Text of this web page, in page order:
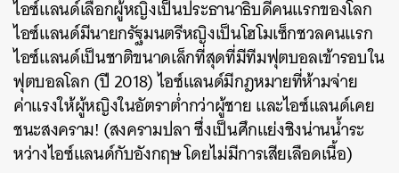
ไอซ์แลนด์เลือกผู้หญิงเป็นประธานาธิบดีคนแรกของโลก
ไอซ์แลนด์มีนายกรัฐมนตรีหญิงเป็นโฮโมเซ็กชวลคนแรก
ไอซ์แลนด์เป็นชาติขนาดเล็กที่สุดที่มีทีมฟุตบอลเข้ารอบใน
ฟุตบอลโลก (ปี 2018) ไอซ์แลนด์มีกฎหมายที่ห้ามจ่าย
ค่าแรงให้ผู้หญิงในอัตราต่ำกว่าผู้ชาย และไอซ์แลนด์เคย
ชนะสงคราม! (สงครามปลา ซึ่งเป็นศึกแย่งชิงน่านน้ำระ
หว่างไอซ์แลนด์กับอังกฤษ โดยไม่มีการเสียเลือดเนื้อ)